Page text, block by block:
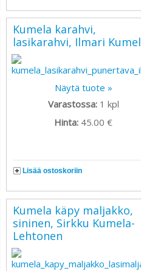
Kumela karahvi,
lasikarahvi, Ilmari
Näytä tuote »
Varastossa: 1 kpl
Hinta: 45.00 €
Lisää ostoskoriin
Kumela käpy maljakko,
sininen, Sirkku Kumela-
Lehtonen